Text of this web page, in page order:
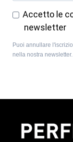
Accetto le
newsletter
Puoi annullare
nella nostra newsletter.